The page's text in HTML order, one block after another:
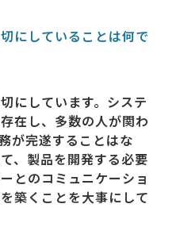
にしていることは何で
にしています。システ
在し、多数の人が関わ
が完遂することはな
、製品を開発する必要
とのコミュニケーショ
築くことを大事にして